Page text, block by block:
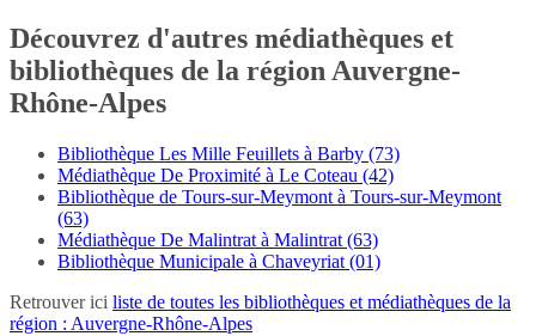
Découvrez d'autres médiathèques et
bibliothèques de la région Auvergne-
Rhône-Alpes
Bibliothèque Les Mille Feuillets à Barby (73)
Médiathèque De Proximité à Le Coteau (42)
Bibliothèque de Tours-sur-Meymont à Tours-sur-Meymont
(63)
Médiathèque De Malintrat à Malintrat (63)
Bibliothèque Municipale à Chaveyriat (01)
Retrouver ici liste de toutes les bibliothèques et médiathèques de la
région : Auvergne-Rhône-Alpes